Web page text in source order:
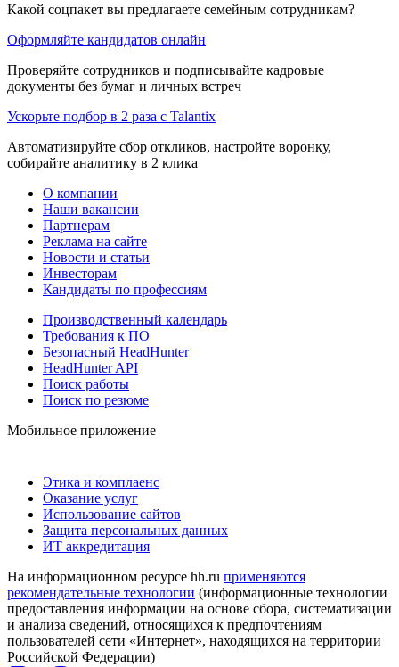
Какой соцпакет вы предлагаете семейным сотрудникам?
Оформляйте кандидатов онлайн
Проверяйте сотрудников и подписывайте кадровые
документы без бумаг и личных встреч
Ускорьте подбор в 2 раза с Talantix
Автоматизируйте сбор откликов, настройте воронку,
собирайте аналитику в 2 клика
О компании
Наши вакансии
Партнерам
Реклама на сайте
Новости и статьи
Инвесторам
Кандидаты по профессиям
Производственный календарь
Требования к ПО
Безопасный HeadHunter
HeadHunter API
Поиск работы
Поиск по резюме
Мобильное приложение
Этика и комплаенс
Оказание услуг
Использование сайтов
Защита персональных данных
ИТ аккредитация
На информационном ресурсе hh.ru применяются
рекомендательные технологии (информационные технологии
предоставления информации на основе сбора, систематизации
и анализа сведений, относящихся к предпочтениям
пользователей сети «Интернет», находящихся на территории
Российской Федерации)